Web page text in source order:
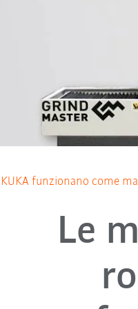
funzionano come
Le